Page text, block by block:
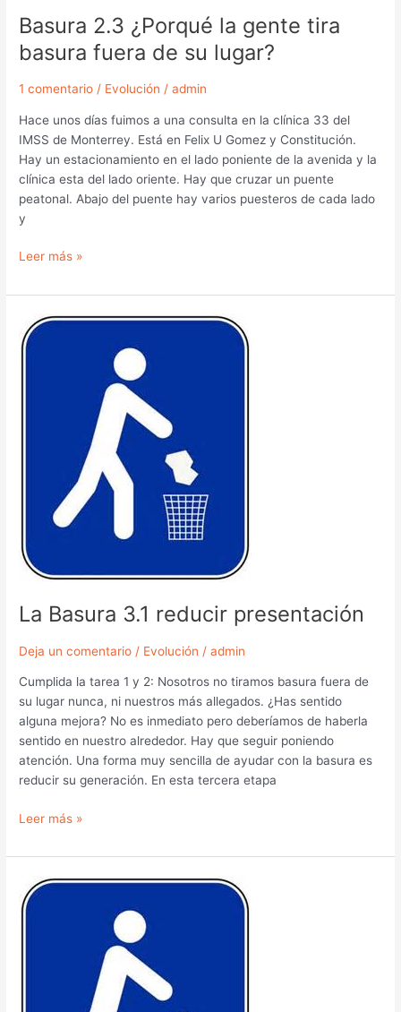
Basura 2.3 ¿Porqué la gente tira
basura fuera de su lugar?
1 comentario / Evolución /admin
Hace unos días fuimos a una consulta en la clínica 33 del
IMSS de Monterrey. Está en Felix U Gomez y Constitución.
Hay un estacionamiento en el lado poniente de la avenida y la
clínica esta del lado oriente. Hay que cruzar un puente
peatonal. Abajo del puente hay varios puesteros de cada lado
y
Leer más »
La Basura 3.1 reducir presentación
Deja un comentario / Evolución /admin
Cumplida la tarea 1 y 2: Nosotros no tiramos basura fuera de
su lugar nunca, ni nuestros más allegados. ¿Has sentido
alguna mejora? No es inmediato pero deberíamos de haberla
sentido en nuestro alrededor. Hay que seguir poniendo
atención. Una forma muy sencilla de ayudar con la basura es
reducir su generación. En esta tercera etapa
La
Basura
Leer más »
La
basura